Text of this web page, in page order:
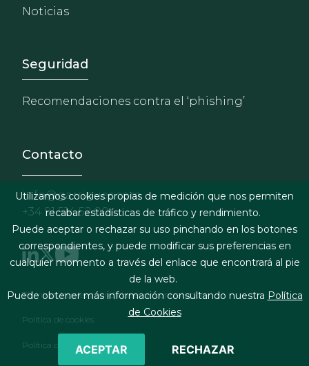
Noticias
Footer - Extranet y
Seguridad
Recomendaciones contra el ‘phishing’
Contacto
info@garrigues.com
+34 91 514 52 00
Footer menu
Términos legales y condiciones de contratación
Política de cookies
Política de privacidad
Utilizamos cookies propias de medición que nos permiten
recabar estadísticas de tráfico y rendimiento.
Puede aceptar o rechazar su uso pinchando en los botones
correspondientes, y puede modificar sus preferencias en
cualquier momento a través del enlace que encontrará al pie
de la web.
Puede obtener más información consultando nuestra Política
de Cookies
ACEPTAR RECHAZAR